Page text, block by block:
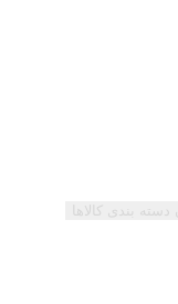
دسته بندی کالاها